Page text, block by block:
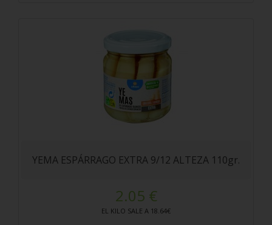
YEMA ESPÁRRAGO EXTRA 9/12 ALTEZA 110gr.
2.05 €
EL KILO SALE A 18.64€